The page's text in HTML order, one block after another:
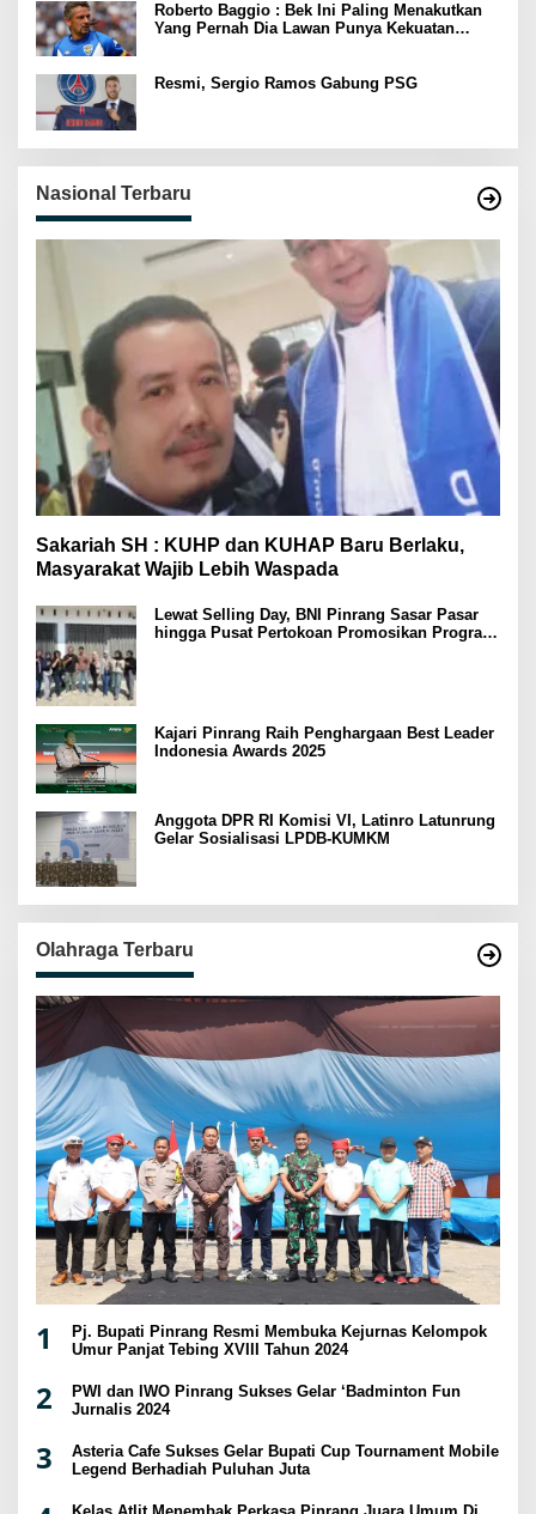
Roberto Baggio : Bek Ini Paling Menakutkan
Yang Pernah Dia Lawan Punya Kekuatan
Resmi, Sergio Ramos Gabung PSG
Nasional Terbaru
Sakariah SH : KUHP dan KUHAP Baru Berlaku,
Masyarakat Wajib Lebih Waspada
Lewat Selling Day, BNI Pinrang Sasar Pasar
hingga Pusat Pertokoan Promosikan Program
Kajari Pinrang Raih Penghargaan Best Leader
Indonesia Awards 2025
Anggota DPR RI Komisi VI, Latinro Latunrung
Gelar Sosialisasi LPDB-KUMKM
Olahraga Terbaru
1
Pj. Bupati Pinrang Resmi Membuka Kejurnas Kelompok
Umur Panjat Tebing XVIII Tahun 2024
2
PWI dan IWO Pinrang Sukses Gelar ‘Badminton Fun
Jurnalis 2024
3
Asteria Cafe Sukses Gelar Bupati Cup Tournament Mobile
Legend Berhadiah Puluhan Juta